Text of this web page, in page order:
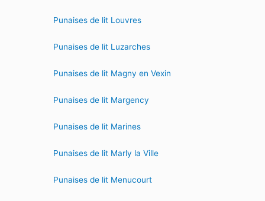
Punaises de lit Louvres
Punaises de lit Luzarches
Punaises de lit Magny en Vexin
Punaises de lit Margency
Punaises de lit Marines
Punaises de lit Marly la Ville
Punaises de lit Menucourt